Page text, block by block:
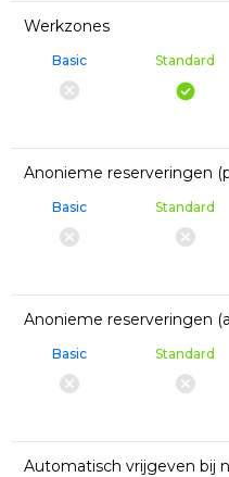
Werkzones
Basic Standard
Anonieme reserveringen
Basic Standard
Anonieme reserveringen
Basic Standard
Automatisch vrijgeven bij